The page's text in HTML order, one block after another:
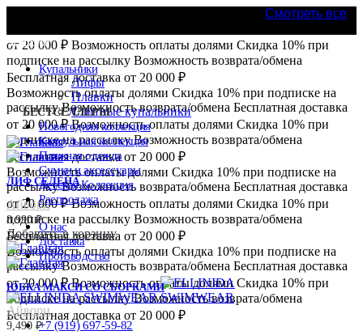
Скидка 10% при подписке на
от 20 000 ₽ Возможность оплаты долями Скидка 10% при
подписке на рассылку Возможность возврата/обмена
Бесплатная доставка от 20 000 ₽
Возможность оплаты долями Скидка 10% при подписке на
рассылкуВозможность возврата/обмена Бесплатная доставка
от 20 000 ₽Возможность оплаты долями Скидка 10% при
подписке на рассылкуВозможность возврата/обмена
Бесплатная доставка от 20 000 ₽
Возможность оплаты долями Скидка 10% при подписке на
рассылкуВозможность возврата/обмена Бесплатная доставка
от 20 000 ₽Возможность оплаты долями Скидка 10% при
подписке на рассылку Возможность возврата/обмена
Бесплатная доставка от 20 000 ₽
Возможность оплаты долями Скидка 10% при подписке на
рассылкуВозможность возврата/обмена Бесплатная доставка
от 20 000 ₽Возможность оплаты долями Скидка 10% при
подписке на рассылкуВозможность возврата/обмена
Бесплатная доставка от 20 000 ₽
Каталог
Купальники
Лифы
Плавки
Слитные купальники
Новогодняя коллекция
Капсульная коллекция
Пляжная одежда
Сумки и аксессуары
Детская Коллекция
Распродажа
О нас
Доставка
Производство
+7 (919) 697-59-82
Смотреть все
БЕСТСЕЛЛЕРЫ
ЛИФ СЕЛЕНА
Айвори
8,990₽
Добавить в корзину
ЮБКА МАКСИ СО СБОРКАМИ
Айвори
9,490 ₽